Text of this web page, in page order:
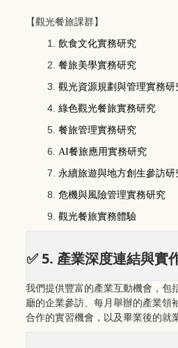
【觀光餐旅課群】
飲食文化實務研究
餐旅美學實務研究
觀光資源規劃與管理實務研
綠色觀光餐旅實務研究
餐旅管理實務研究
AI餐旅應用實務研究
永續旅遊與地方創生參訪研
危機與風險管理實務研究
觀光餐旅實務體驗
✅ 5. 產業深度連結與實
我們提供豐富的產業互動機會，包
廳的企業參訪、每月舉辦的產業領
合作的實習機會，以及畢業後的就